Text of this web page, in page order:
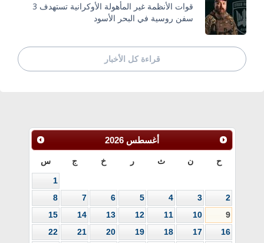
قوات الأنظمة غير المأهولة الأوكرانية تستهدف 3
سفن روسية في البحر الأسود
قراءة كل الأخبار
أغسطس 2026
ح ن ث ر خ ج س
1
2
3
4
5
6
7
8
9
10
11
12
13
14
15
16
17
18
19
20
21
22